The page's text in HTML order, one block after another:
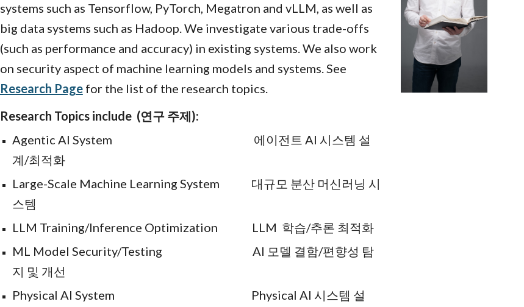
systems such as Tensorflow, PyTorch, Megatron and vLLM, as well as
big data systems such as Hadoop. We investigate various trade-offs
(such as performance and accuracy) in existing systems. We also work
on security aspect of machine learning models and systems. See
Research Pagefor the list of the research topics.
Research Topics include (연구 주제):
Agentic AI System 에이전트 AI 시스템 설
계/최적화
Large-Scale Machine Learning System
대규모 분산 머신러닝 시
스템
LLM Training/Inference Optimization LLM 학습/추론 최적화
ML Model Security/Testing AI 모델 결함/편향성 탐
지 및 개선
Physical AI System Physical AI 시스템 설